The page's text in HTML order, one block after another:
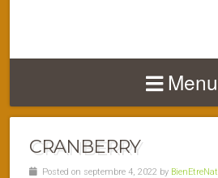
Menu
CRANBERRY
Posted on septembre 4, 2022 by